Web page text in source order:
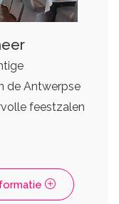
de Antwerpse
feestzalen